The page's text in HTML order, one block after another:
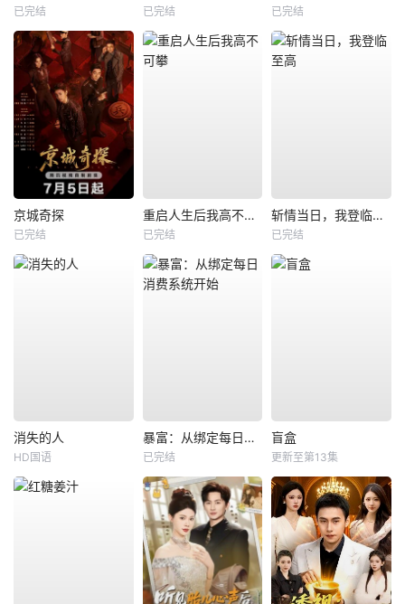
已完结 已完结 已完结
京城奇探
已完结
重启人生后我高不可攀
已完结
斩情当日，我登临至高
已完结
消失的人
HD国语
暴富：从绑定每日消费系统开始
已完结
盲盒
更新至第13集